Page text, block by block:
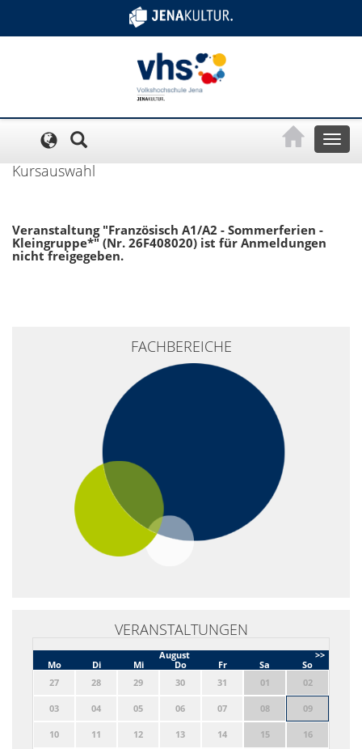
Toggle
Kursauswahl
Veranstaltung "Französisch A1/A2 - Sommerferien -
Kleingruppe*" (Nr. 26F408020) ist für Anmeldungen
nicht freigegeben.
FACHBEREICHE
VERANSTALTUNGEN
>>
August
Mo
Di Mi Do Fr Sa
So
27
28 29 30 31 01 02
03 04 05 06 07 08 09
10 11 12 13 14 15 16